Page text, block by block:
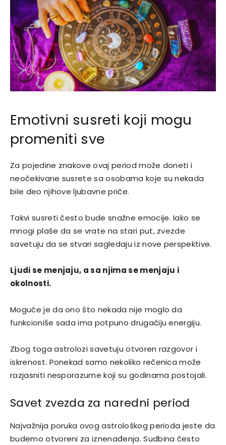
Emotivni susreti koji mogu
promeniti sve
Za pojedine znakove ovaj period može doneti i
neočekivane susrete sa osobama koje su nekada
bile deo njihove ljubavne priče.
Takvi susreti često bude snažne emocije. Iako se
mnogi plaše da se vrate na stari put, zvezde
savetuju da se stvari sagledaju iz nove perspektive.
Ljudi se menjaju, a sa njima se menjaju i
okolnosti.
Moguće je da ono što nekada nije moglo da
funkcioniše sada ima potpuno drugačiju energiju.
Zbog toga astrolozi savetuju otvoren razgovor i
iskrenost. Ponekad samo nekoliko rečenica može
razjasniti nesporazume koji su godinama postojali.
Savet zvezda za naredni period
Najvažnija poruka ovog astrološkog perioda jeste da
budemo otvoreni za iznenađenja. Sudbina često